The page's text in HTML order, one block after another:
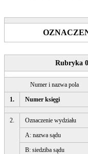
Rubryka
Numer i nazwa pola
1. Numer księgi
2. Oznaczenie wydziału
A: nazwa sądu
B: siedziba sądu